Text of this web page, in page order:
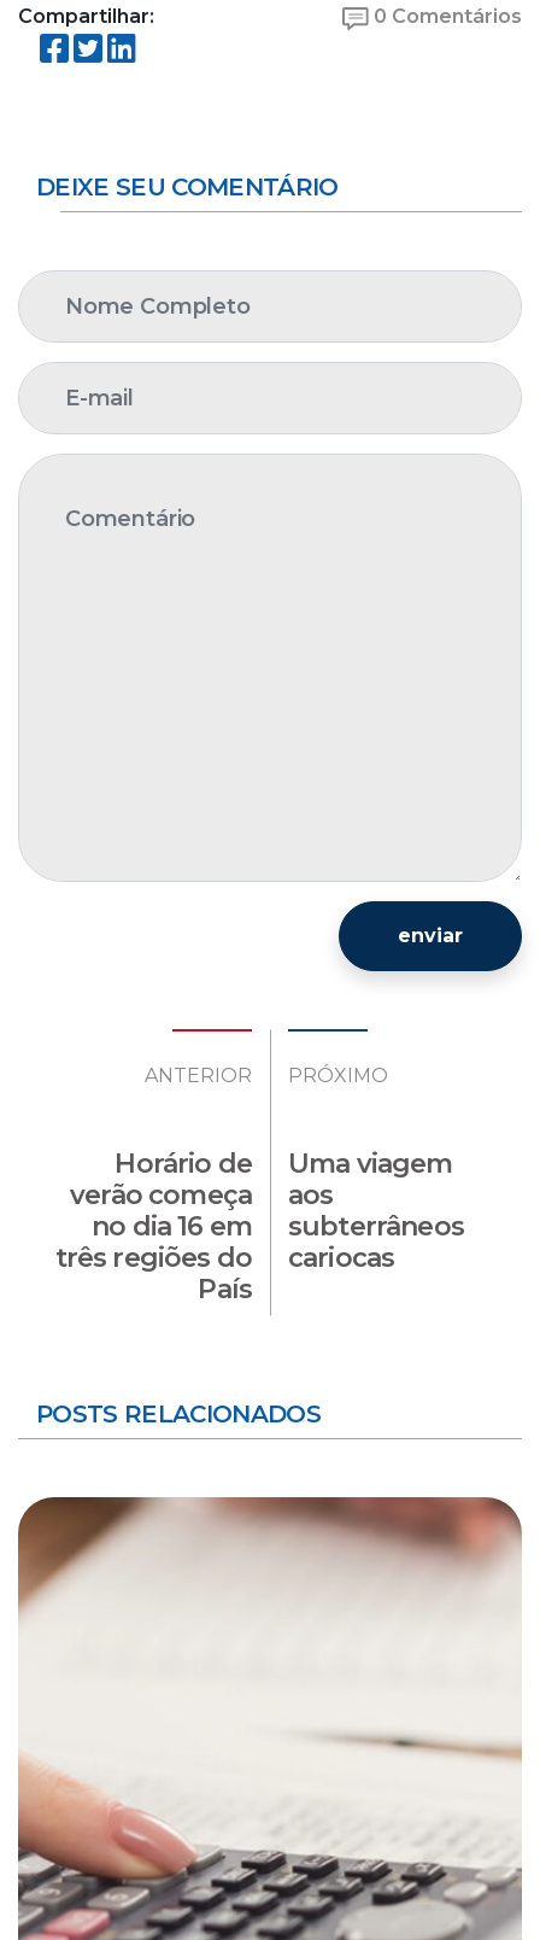
Compartilhar: 0 Comentários
DEIXE SEU COMENTÁRIO
enviar
ANTERIOR
Horário de
verão começa
no dia 16 em
três regiões do
País
PRÓXIMO
Uma viagem
aos
subterrâneos
cariocas
POSTS RELACIONADOS